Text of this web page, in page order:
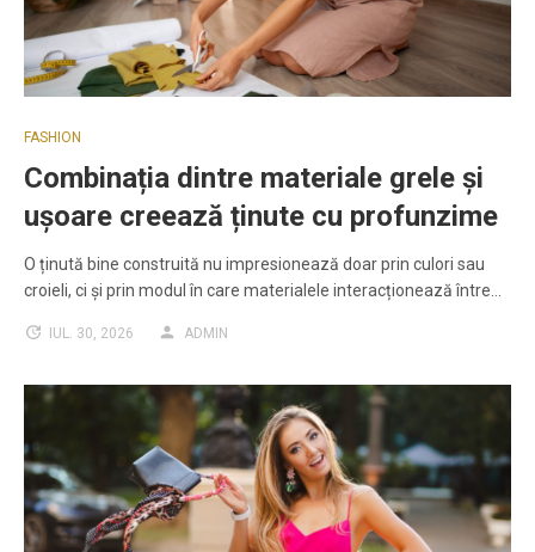
FASHION
Combinația dintre materiale grele și
ușoare creează ținute cu profunzime
O ținută bine construită nu impresionează doar prin culori sau
croieli, ci și prin modul în care materialele interacționează între…
IUL. 30, 2026 ADMIN